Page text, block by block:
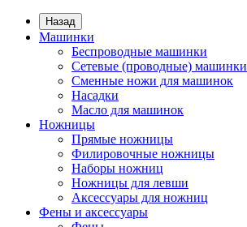
Назад
Машинки
Беспроводные машинки
Сетевые (проводные) машинки
Сменные ножи для машинок
Насадки
Масло для машинок
Ножницы
Прямые ножницы
Филировочные ножницы
Наборы ножниц
Ножницы для левши
Аксессуары для ножниц
Фены и аксессуары